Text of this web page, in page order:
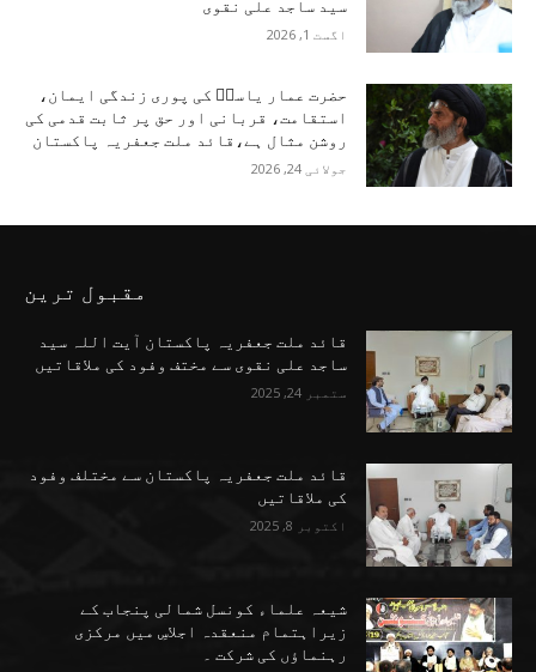
سید ساجد علی نقوی
اگست 1, 2026
حضرت عمار یاسرؑ کی پوری زندگی ایمان،
استقامت، قربانی اور حق پر ثابت قدمی کی
روشن مثال ہے،قائد ملت جعفریہ پاکستان
جولائی 24, 2026
مقبول ترین
قائد ملت جعفریہ پاکستان آیت اللہ سید
ساجد علی نقوی سے مختف وفود کی ملاقاتیں
ستمبر 24, 2025
قائد ملت جعفریہ پاکستان سے مختلف وفود
کی ملاقاتیں
اکتوبر 8, 2025
شیعہ علماء کونسل شمالی پنجاب کے
زیراہتمام منعقدہ اجلاسِ میں مرکزی
رہنماؤں کی شرکت ۔